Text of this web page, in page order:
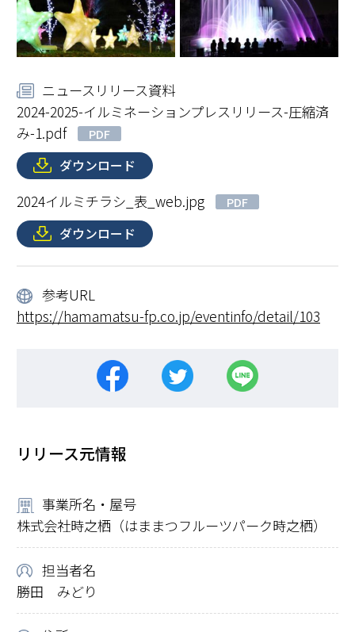
ニュースリリース資料
2024-2025-イルミネーションプレスリリース-圧縮済
み-1.pdf
PDF
ダウンロード
2024イルミチラシ_表_web.jpg PDF
ダウンロード
参考URL
https://hamamatsu-fp.co.jp/eventinfo/detail/103
リリース元情報
事業所名・屋号
株式会社時之栖（はままつフルーツパーク時之栖）
担当者名
勝田 みどり